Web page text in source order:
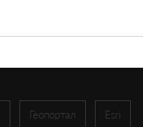
Геопортал Esri